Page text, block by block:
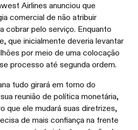
Airlines anunciou que
comercial de não atribuir
cobrar pelo serviço. Enquanto
que inicialmente deveria levantar
por meio de uma colocação
processo até segunda ordem.
tudo girará em torno do
reunião de política monetária,
que ele mudará suas diretrizes,
de mais confiança na frente